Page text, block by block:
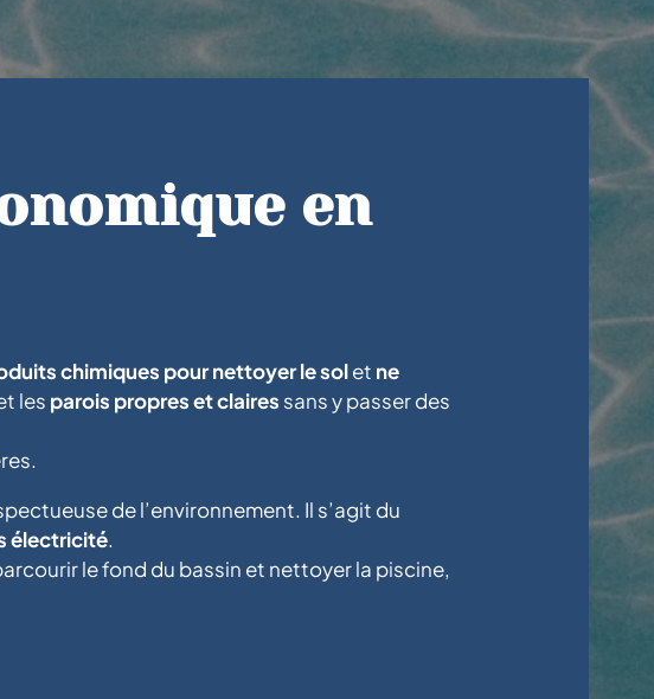
en
chimiques pour nettoyer le solet ne
les parois propres et claires sans y passer des
de l’environnement. Il s’agit du
électricité.
le fond du bassin et nettoyer la piscine,